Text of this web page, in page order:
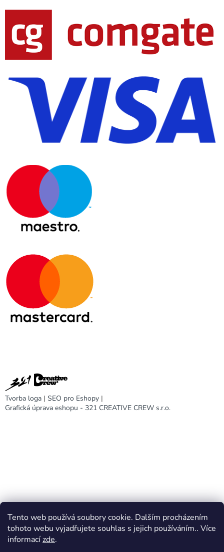
Tento web používá soubory cookie. Dalším procházením
tohoto webu vyjadřujete souhlas s jejich používáním.. Více
informacízde.
Tvorba loga | SEO pro Eshopy |
Grafická úprava eshopu - 321 CREATIVE CREW s.r.o.
DARA design